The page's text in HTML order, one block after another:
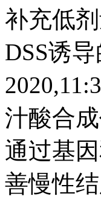
补充低
DSS诱
汁酸合
通过基
善慢性